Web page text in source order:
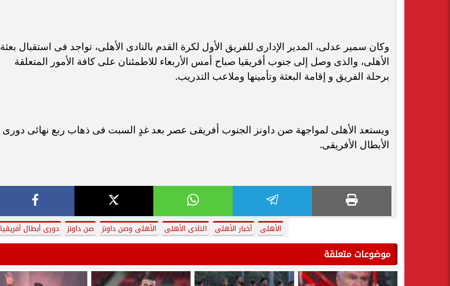
وكان سمير عدلى، المدير الإدارى للفريق الأول لكرة القدم بالنادى الأهلى، تواجد فى استقبال بعثة
الأهلى، والذى وصل إلى جنوب أفريقيا صباح أمس الأربعاء للاطمئنان على كافة الأمور المتعلقة
برحلة الفريق و إقامة البعثة وتأمينها وملاعب التدريب.
ويستعد الأهلى لمواجهة صن داونز الجنوب أفريقى عصر بعد غدٍ السبت فى ذهاب ربع نهائى دورى
الأبطال الأفريقى.
الأهلى أخبار الأهلى النادى الأهلى الأهلى وصن داونز صن داونز دورى أبطال أفريقيا
موضوعات متعلقة